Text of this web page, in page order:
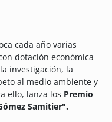
cada año varias
dotación económica
investigación, la
al medio ambiente y
ello, lanza los Premio
Samitier".